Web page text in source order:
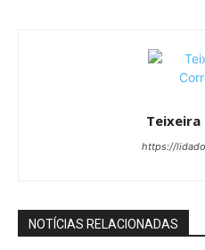
Teixeira
https://
NOTÍCIAS RELACIONADAS